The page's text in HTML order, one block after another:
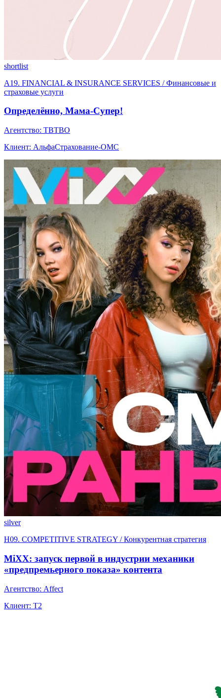
shortlist
A19. FINANCIAL & INSURANCE SERVICES / Финансовые и
страховые услуги
Определённо, Мама-Супер!
Агентство: TBTBO
Клиент: АльфаСтрахование-ОМС
silver
H09. COMPETITIVE STRATEGY / Конкурентная стратегия
MiXX: запуск первой в индустрии механики
«предпремьерного показа» контента
Агентство: Affect
Клиент: T2